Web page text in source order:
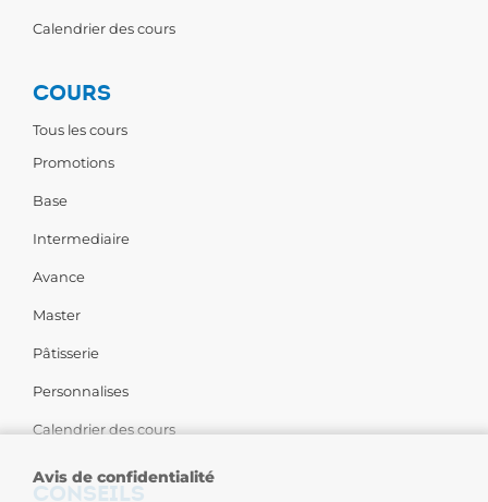
Calendrier des cours
COURS
Tous les cours
Promotions
Base
Intermediaire
Avance
Master
Pâtisserie
Personnalises
Calendrier des cours
CONSEILS
Avis de confidentialité